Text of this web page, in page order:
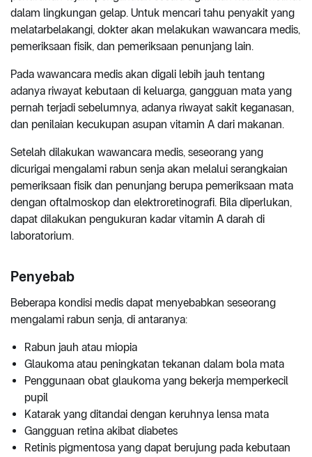
dalam lingkungan gelap. Untuk mencari tahu penyakit yang
melatarbelakangi, dokter akan melakukan wawancara medis,
pemeriksaan fisik, dan pemeriksaan penunjang lain.
Pada wawancara medis akan digali lebih jauh tentang
adanya riwayat kebutaan di keluarga, gangguan mata yang
pernah terjadi sebelumnya, adanya riwayat sakit keganasan,
dan penilaian kecukupan asupan vitamin A dari makanan.
Setelah dilakukan wawancara medis, seseorang yang
dicurigai mengalami rabun senja akan melalui serangkaian
pemeriksaan fisik dan penunjang berupa pemeriksaan mata
dengan oftalmoskop dan elektroretinografi. Bila diperlukan,
dapat dilakukan pengukuran kadar vitamin A darah di
laboratorium.
Penyebab
Beberapa kondisi medis dapat menyebabkan seseorang
mengalami rabun senja, di antaranya:
Rabun jauh atau miopia
Glaukoma atau peningkatan tekanan dalam bola mata
Penggunaan obat glaukoma yang bekerja memperkecil
pupil
Katarak yang ditandai dengan keruhnya lensa mata
Gangguan retina akibat diabetes
Retinis pigmentosa yang dapat berujung pada kebutaan